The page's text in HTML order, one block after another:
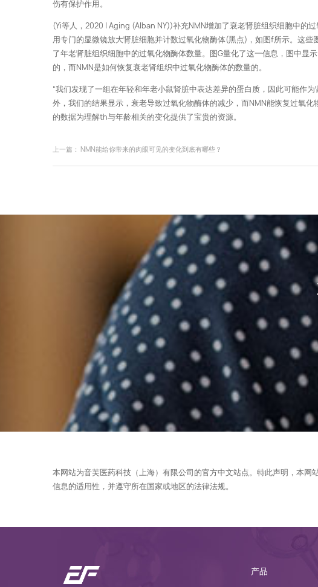
伤有保护作用。
(Yi等人，2020 | Aging (Alban NY))补充NMN增加了衰老肾脏组织细胞中的
用专门的显微镜放大肾脏细胞并计数过氧化物酶体(黑点)，如图f所示。这
了年老肾脏组织细胞中的过氧化物酶体数量。图G量化了这一信息，图中显
的，而NMN是如何恢复衰老肾组织中过氧化物酶体的数量的。
“我们发现了一组在年轻和年老小鼠肾脏中表达差异的蛋白质，因此可能作
外，我们的结果显示，衰老导致过氧化物酶体的减少，而NMN能恢复过氧
的数据为理解th与年龄相关的变化提供了宝贵的资源。
上一篇： NMN能给你带来的肉眼可见的变化到底有哪些？
本网站为音芙医药科技（上海）有限公司的官方中文站点。特此声明，本
信息的适用性，并遵守所在国家或地区的法律法规。
产品